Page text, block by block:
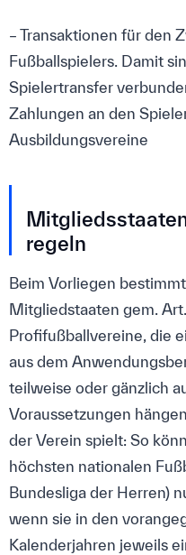
– Transaktionen für den
Fußballspielers. Damit
Spielertransfer
Zahlungen an den
Ausbildungsvereine
regeln
Beim Vorliegen
Mitgliedstaaten gem.
Profifußballvereine, die
aus dem
teilweise oder gänzlich
Voraussetzungen
der Verein spielt: So
höchsten nationalen
Bundesliga der Herren)
wenn sie in den
Kalenderjahren jeweils